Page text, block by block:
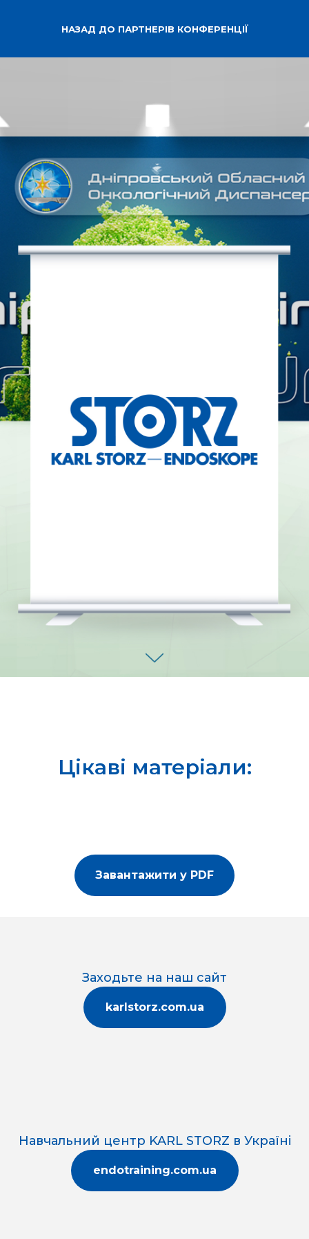
НАЗАД ДО ПАРТНЕРІВ КОНФЕРЕНЦІЇ
Цікаві матеріали:
Завантажити у PDF
Заходьте на наш сайт
karlstorz.com.ua
Навчальний центр KARL STORZ в Україні
endotraining.com.ua